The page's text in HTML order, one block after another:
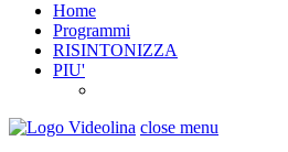
Home
Programmi
RISINTONIZZA
PIU'
close menu